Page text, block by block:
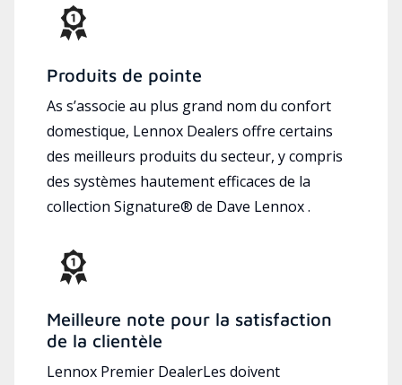
Produits de pointe
As s’associe au plus grand nom du confort
domestique, Lennox Dealers offre certains
des meilleurs produits du secteur, y compris
des systèmes hautement efficaces de la
collection Signature® de Dave Lennox .
Meilleure note pour la satisfaction
de la clientèle
Lennox Premier DealerLes doivent